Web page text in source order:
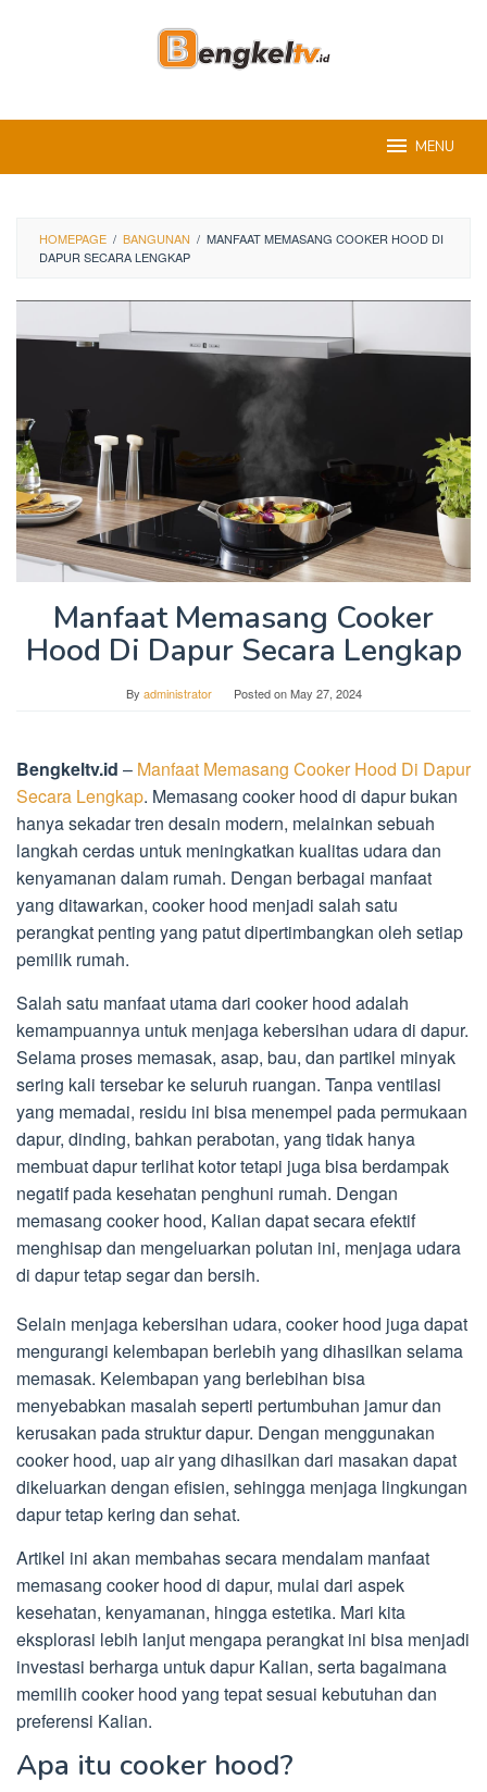
MENU
HOMEPAGE / BANGUNAN / MANFAAT MEMASANG COOKER HOOD DI
DAPUR SECARA LENGKAP
Manfaat Memasang Cooker
Hood Di Dapur Secara Lengkap
By administrator Posted onMay 27, 2024
Bengkeltv.id – Manfaat Memasang Cooker Hood Di Dapur
Secara Lengkap. Memasang cooker hood di dapur bukan
hanya sekadar tren desain modern, melainkan sebuah
langkah cerdas untuk meningkatkan kualitas udara dan
kenyamanan dalam rumah. Dengan berbagai manfaat
yang ditawarkan, cooker hood menjadi salah satu
perangkat penting yang patut dipertimbangkan oleh setiap
pemilik rumah.
Salah satu manfaat utama dari cooker hood adalah
kemampuannya untuk menjaga kebersihan udara di dapur.
Selama proses memasak, asap, bau, dan partikel minyak
sering kali tersebar ke seluruh ruangan. Tanpa ventilasi
yang memadai, residu ini bisa menempel pada permukaan
dapur, dinding, bahkan perabotan, yang tidak hanya
membuat dapur terlihat kotor tetapi juga bisa berdampak
negatif pada kesehatan penghuni rumah. Dengan
memasang cooker hood, Kalian dapat secara efektif
menghisap dan mengeluarkan polutan ini, menjaga udara
di dapur tetap segar dan bersih.
Selain menjaga kebersihan udara, cooker hood juga dapat
mengurangi kelembapan berlebih yang dihasilkan selama
memasak. Kelembapan yang berlebihan bisa
menyebabkan masalah seperti pertumbuhan jamur dan
kerusakan pada struktur dapur. Dengan menggunakan
cooker hood, uap air yang dihasilkan dari masakan dapat
dikeluarkan dengan efisien, sehingga menjaga lingkungan
dapur tetap kering dan sehat.
Artikel ini akan membahas secara mendalam manfaat
memasang cooker hood di dapur, mulai dari aspek
kesehatan, kenyamanan, hingga estetika. Mari kita
eksplorasi lebih lanjut mengapa perangkat ini bisa menjadi
investasi berharga untuk dapur Kalian, serta bagaimana
memilih cooker hood yang tepat sesuai kebutuhan dan
preferensi Kalian.
Apa itu cooker hood?